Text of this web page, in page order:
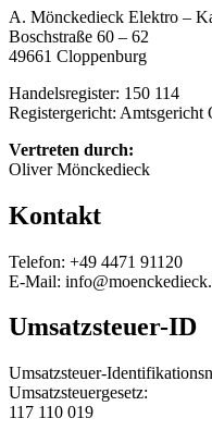
A. Mönckedieck Elektro –
Boschstraße 60 – 62
49661 Cloppenburg
Handelsregister: 150 114
Registergericht: Amtsgericht
Vertreten durch:
Oliver Mönckedieck
Kontakt
Telefon: +49 4471 91120
E-Mail:
Umsatzsteuer-ID
Umsatzsteuer-
Umsatzsteuergesetz:
117 110 019